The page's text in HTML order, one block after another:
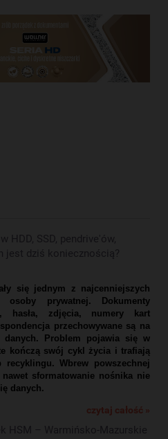
HDD, SSD, pendrive'ów,
jest dziś koniecznością?
się jednym z najcenniejszych
prywatnej. Dokumenty
hasła, zdjęcia, numery kart
przechowywane są na
danych. Problem pojawia się w
kończą swój cykl życia i trafiają
Wbrew powszechnej
sformatowanie nośnika nie
danych.
czytaj całość »
HSM – Warmińsko-Mazurskie